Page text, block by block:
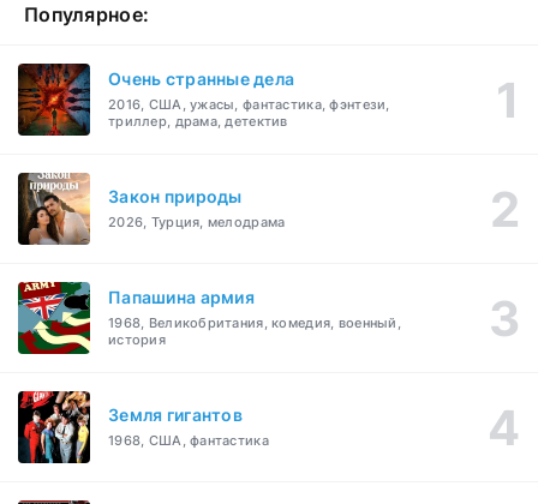
Популярное:
Очень странные дела
2016, США, ужасы, фантастика, фэнтези,
триллер, драма, детектив
Закон природы
2026, Турция, мелодрама
Папашина армия
1968, Великобритания, комедия, военный,
история
Земля гигантов
1968, США, фантастика